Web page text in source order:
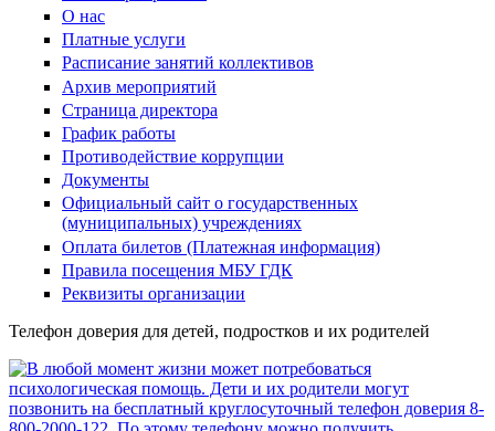
О нас
Платные услуги
Расписание занятий коллективов
Архив мероприятий
Страница директора
График работы
Противодействие коррупции
Документы
Официальный сайт о государственных
(муниципальных) учреждениях
Оплата билетов (Платежная информация)
Правила посещения МБУ ГДК
Реквизиты организации
Телефон доверия для детей, подростков и их родителей